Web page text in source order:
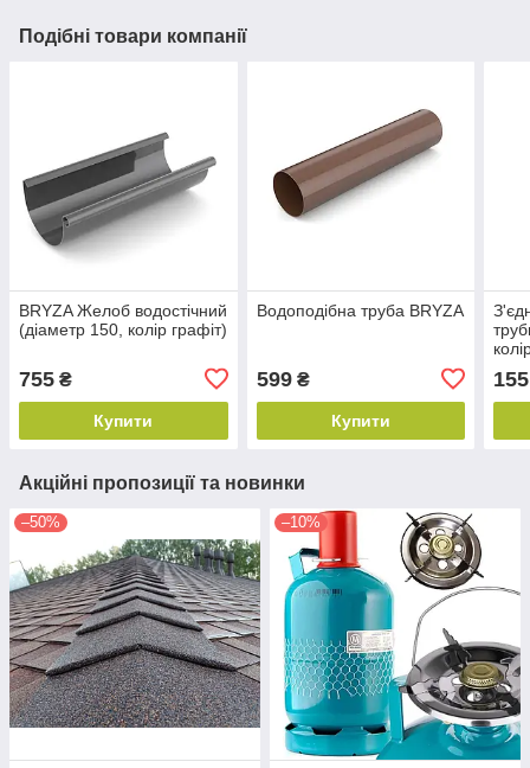
Подібні товари компанії
BRYZA Желоб водостічний
(діаметр 150, колір графіт)
755 ₴
Купити
Водоподібна труба BRYZA
599₴
Купити
155
Акційні пропозиції та новинки
–50% –10%